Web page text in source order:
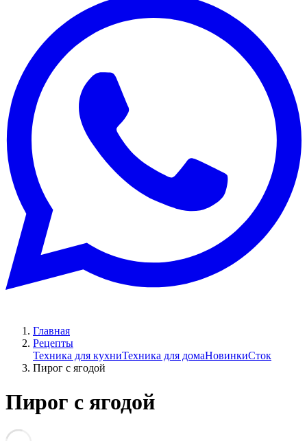
Главная
Рецепты
Техника для кухниТехника для домаНовинкиСток
Пирог с ягодой
Пирог с ягодой